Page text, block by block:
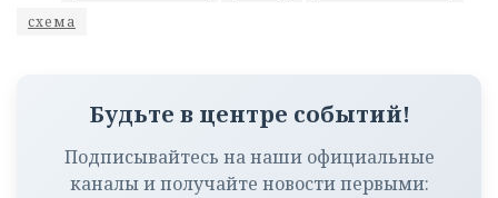
схема
Будьте в центре событий!
Подписывайтесь на наши официальные
каналы и получайте новости первыми: